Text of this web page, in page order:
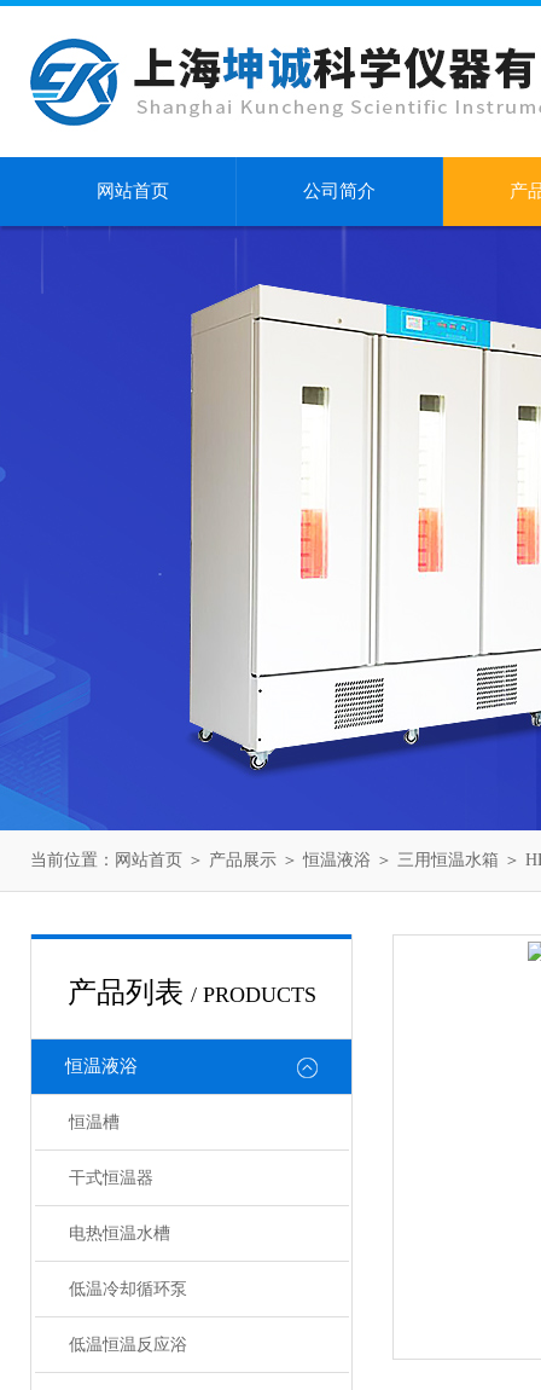
网站首页 公司简介 产
当前位置： 网站首页 ＞ 产品展示 ＞恒温液浴 ＞ 三用恒温水箱 ＞
产品列表 / PRODUCTS
恒温液浴
恒温槽
干式恒温器
电热恒温水槽
低温冷却循环泵
低温恒温反应浴